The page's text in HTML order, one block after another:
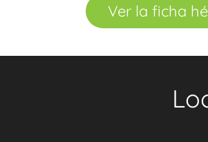
Ver la ficha